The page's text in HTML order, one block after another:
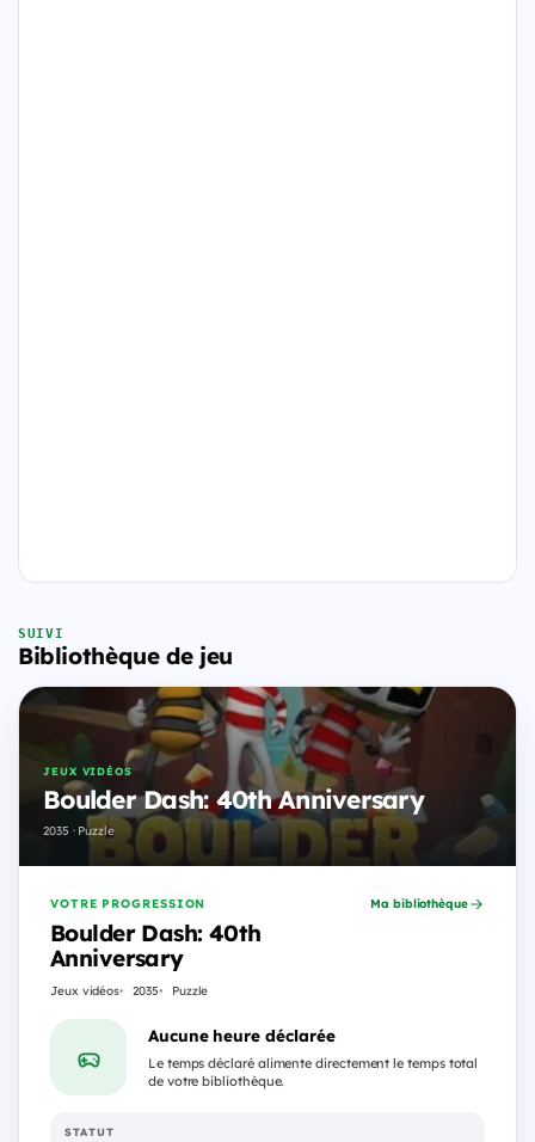
SUIVI
Bibliothèque de jeu
JEUX VIDÉOS
Boulder Dash: 40th Anniversary
2035 · Puzzle
VOTRE PROGRESSION
Boulder Dash: 40th
Anniversary
Jeux vidéos 2035 Puzzle
Ma bibliothèque
Aucune heure déclarée
Le temps déclaré alimente directement le temps total
de votre bibliothèque.
STATUT